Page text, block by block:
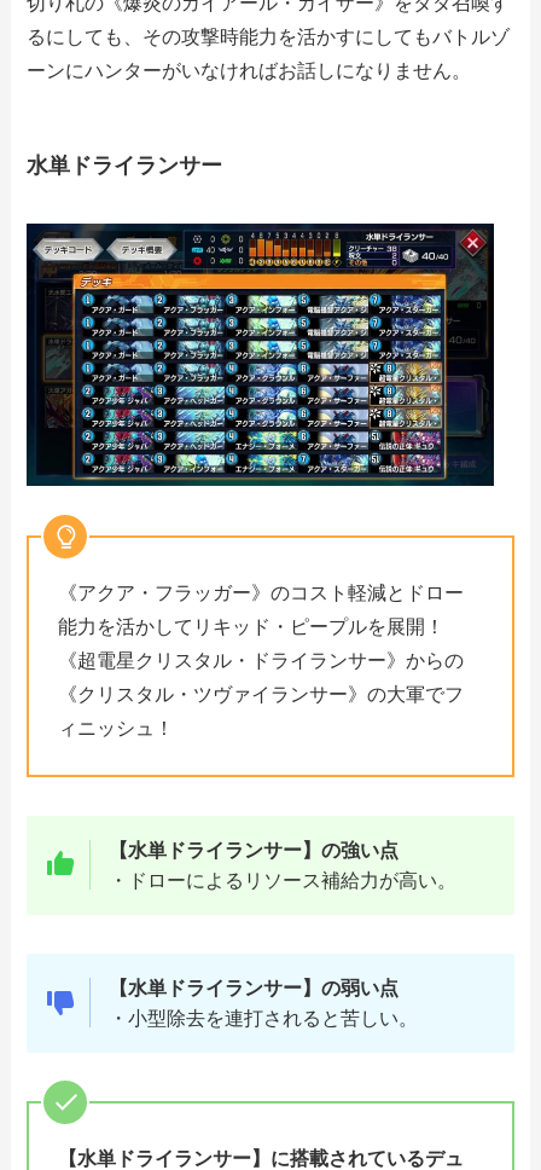
るにしても、その攻撃時能力を活かすにしてもバトルゾ
ーンにハンターがいなければお話しになりません。
水単ドライランサー
《アクア・フラッガー》のコスト軽減とドロー
能力を活かしてリキッド・ピープルを展開！
《超電星クリスタル・ドライランサー》からの
《クリスタル・ツヴァイランサー》の大軍でフ
ィニッシュ！
【水単ドライランサー】の強い点
・ドローによるリソース補給力が高い。
【水単ドライランサー】の弱い点
・小型除去を連打されると苦しい。
【水単ドライランサー】に搭載されているデュ